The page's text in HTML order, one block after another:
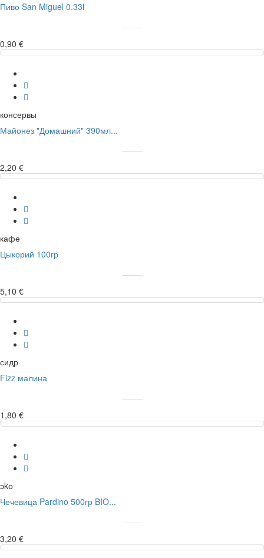
Пиво San Miguel 0.33l
0,90 €
консервы
Майонез "Домашний" 390мл...
2,20 €
кафе
Цыкорий 100гр
5,10 €
сидр
Fizz малина
1,80 €
эkо
Чечевица Pardino 500гр BIO...
3,20 €